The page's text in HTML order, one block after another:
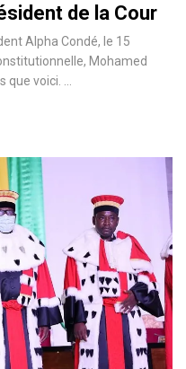
de la Cour
Alpha Condé, le 15
Mohamed
que voici. …